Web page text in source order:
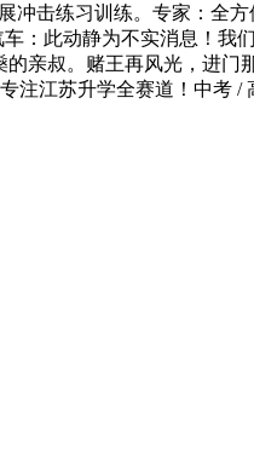
击练习训练。专家：全
：此动静为不实消息！我
亲叔。赌王再风光，进
江苏升学全赛道！中考 /